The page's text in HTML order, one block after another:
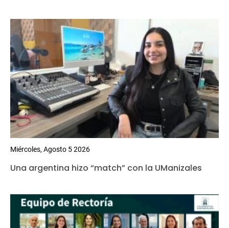
Miércoles, Agosto 5 2026
Una argentina hizo “match” con la UManizales